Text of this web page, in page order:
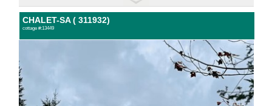
CHALET-SA ( 311932)
cottage #:13449